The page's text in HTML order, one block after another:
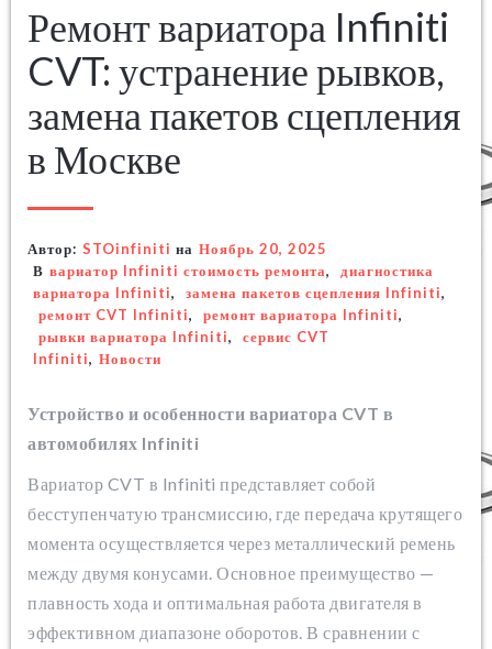
Ремонт вариатора Infiniti
CVT: устранение рывков,
замена пакетов сцепления
в Москве
Автор: STOinfiniti на Ноябрь 20, 2025
В вариатор Infiniti стоимость ремонта,
диагностика
вариатора Infiniti, замена пакетов сцепления Infiniti,
ремонт CVT Infiniti, ремонт вариатора Infiniti,
рывки вариатора Infiniti,
сервис CVT
Infiniti, Новости
Устройство и особенности вариатора CVT в
автомобилях Infiniti
Вариатор CVT в Infiniti представляет собой
бесступенчатую трансмиссию, где передача крутящего
момента осуществляется через металлический ремень
между двумя конусами. Основное преимущество —
плавность хода и оптимальная работа двигателя в
эффективном диапазоне оборотов. В сравнении с